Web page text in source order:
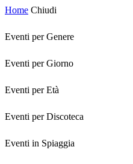
Home Chiudi
Eventi per Genere
Eventi per Giorno
Eventi per Età
Eventi per Discoteca
Eventi in Spiaggia